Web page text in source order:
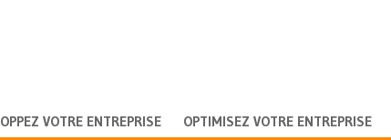
VOTRE ENTREPRISE OPTIMISEZ VOTRE ENTREPRISE